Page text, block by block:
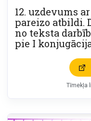
12. uzdevums
pareizo atbildi.
no teksta
pie I
Tīmekļa